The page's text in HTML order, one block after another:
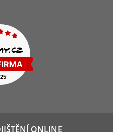
ONLINE